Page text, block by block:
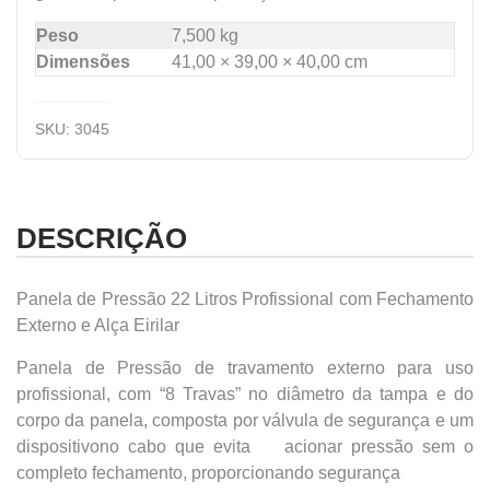
Peso
7,500 kg
Dimensões
41,00 × 39,00 × 40,00 cm
SKU: 3045
DESCRIÇÃO
Panela de Pressão 22 Litros Profissional com Fechamento
Externo e Alça Eirilar
Panela de Pressão de travamento externo para uso
profissional, com “8 Travas” no diâmetro da tampa e do
corpo da panela, composta por válvula de segurança e um
dispositivono cabo que evita acionar pressão sem o
completo fechamento, proporcionando segurança